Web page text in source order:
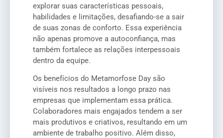
explorar suas características pessoais,
habilidades e limitações, desafiando-se a sair
de suas zonas de conforto. Essa experiência
não apenas promove a autoconfiança, mas
também fortalece as relações interpessoais
dentro da equipe.
Os benefícios do Metamorfose Day são
visíveis nos resultados a longo prazo nas
empresas que implementam essa prática.
Colaboradores mais engajados tendem a ser
mais produtivos e criativos, resultando em um
ambiente de trabalho positivo. Além disso,